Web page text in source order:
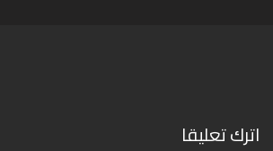
اترك تعليقا